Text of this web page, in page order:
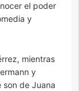
el poder
y
mientras
y
son de Juana